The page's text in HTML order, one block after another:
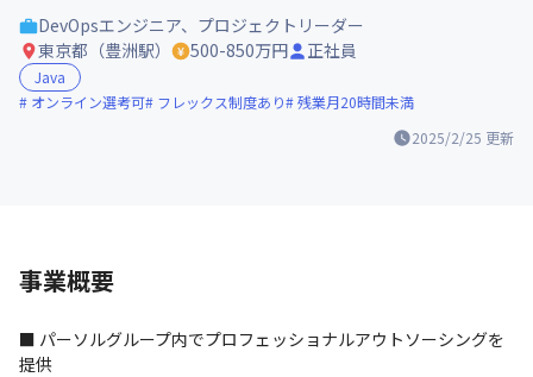
2025/2/25 更新
DevOpsエンジニア、プロジェクトリーダー
東京都（豊洲駅）
500-850万円 正社員
Java
オンライン選考可
フレックス制度あり 残業月20時間未満
事業概要
■ パーソルグループ内でプロフェッショナルアウトソーシングを
提供